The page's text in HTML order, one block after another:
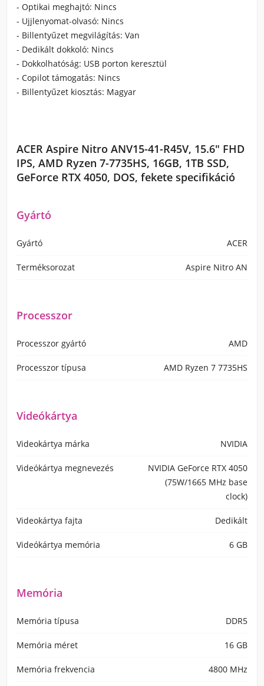
- Optikai meghajtó: Nincs
- Ujjlenyomat-olvasó: Nincs
- Billentyűzet megvilágítás: Van
- Dedikált dokkoló: Nincs
- Dokkolhatóság: USB porton keresztül
- Copilot támogatás: Nincs
- Billentyűzet kiosztás: Magyar
ACER Aspire Nitro ANV15-41-R45V, 15.6" FHD
IPS, AMD Ryzen 7-7735HS, 16GB, 1TB SSD,
GeForce RTX 4050, DOS, fekete specifikáció
Gyártó
Gyártó ACER
Terméksorozat Aspire Nitro AN
Processzor
Processzor gyártó AMD
Processzor típusa AMD Ryzen 7 7735HS
Videókártya
Videokártya márka NVIDIA
Videókártya megnevezés
NVIDIA GeForce RTX 4050
(75W/1665 MHz base
clock)
Videokártya fajta Dedikált
Videókártya memória 6 GB
Memória
Memória típusa DDR5
Memória méret 16 GB
Memória frekvencia 4800 MHz